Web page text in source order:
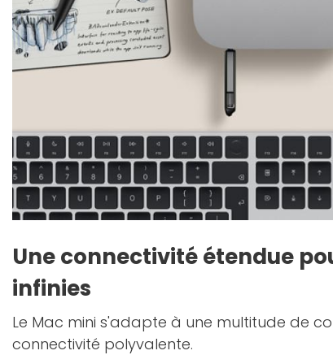
Une connectivité étendue
infinies
Le Mac mini s'adapte à une multitude de
connectivité polyvalente.